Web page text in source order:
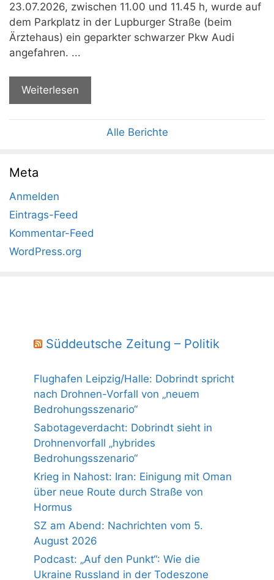
23.07.2026, zwischen 11.00 und 11.45 h, wurde auf
dem Parkplatz in der Lupburger Straße (beim
Ärztehaus) ein geparkter schwarzer Pkw Audi
angefahren. ...
Weiterlesen
Alle Berichte
Meta
Anmelden
Eintrags-Feed
Kommentar-Feed
WordPress.org
Süddeutsche Zeitung – Politik
Flughafen Leipzig/Halle: Dobrindt spricht
nach Drohnen-Vorfall von „neuem
Bedrohungsszenario“
Sabotageverdacht: Dobrindt sieht in
Drohnenvorfall „hybrides
Bedrohungsszenario“
Krieg in Nahost: Iran: Einigung mit Oman
über neue Route durch Straße von
Hormus
SZ am Abend: Nachrichten vom 5.
August 2026
Podcast: „Auf den Punkt“: Wie die
Ukraine Russland in der Todeszone